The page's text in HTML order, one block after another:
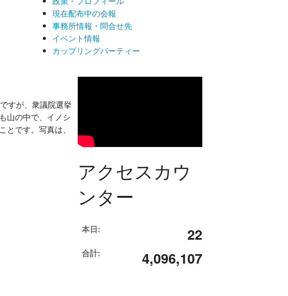
現在配布中の会報
事務所情報・問合せ先
イベント情報
カップリングパーティー
すが、衆議院選挙
山の中で、イノシ
です。写真は、
アクセスカウ
ンター
本日: 22
合計: 4,096,107